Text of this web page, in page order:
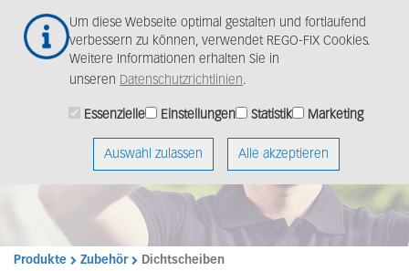
Um diese Webseite optimal gestalten und fortlaufend
verbessern zu können, verwendet REGO-FIX Cookies.
Weitere Informationen erhalten Sie in
unseren Datenschutzrichtlinien.
Essenzielle Einstellungen Statistik Marketing
Auswahl zulassen Alle akzeptieren
Hauptinhalt
springen
Produkte Zubehör Dichtscheiben